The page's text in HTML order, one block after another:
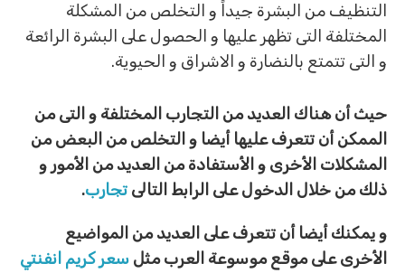
التنظيف من البشرة جيداً و التخلص من المشكلة
المختلفة التى تظهر عليها و الحصول على البشرة الرائعة
و التى تتمتع بالنضارة و الاشراق و الحيوية.
حيث أن هناك العديد من التجارب المختلفة و التى من
الممكن أن تتعرف عليها أيضا و التخلص من البعض من
المشكلات الأخرى و الأستفادة من العديد من الأمور و
ذلك من خلال الدخول على الرابط التالى تجارب.
و يمكنك أيضا أن تتعرف على العديد من المواضيع
الأخرى على موقع موسوعة العرب مثل سعر كريم انفنتي